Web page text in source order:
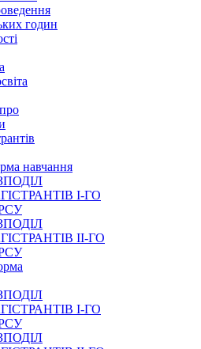
годин
навчання
І-ГО
ІІ-ГО
І-ГО